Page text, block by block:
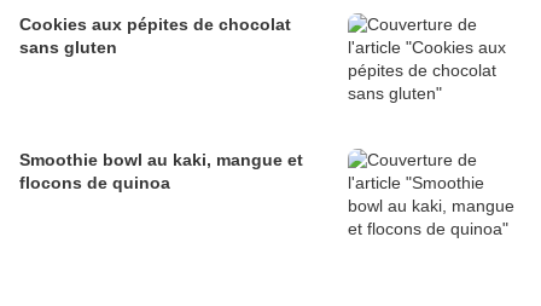
Cookies aux pépites de chocolat
sans gluten
Smoothie bowl au kaki, mangue et
flocons de quinoa